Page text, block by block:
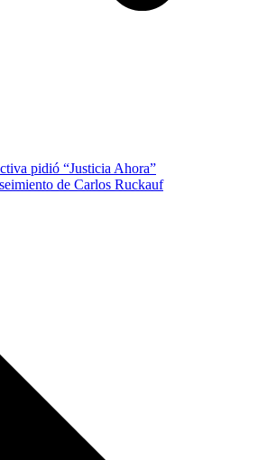
pidió “Justicia Ahora”
de Carlos Ruckauf